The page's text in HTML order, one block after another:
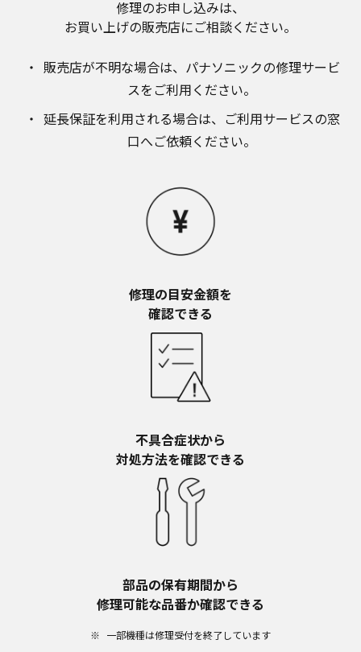
お近くの当社商品の取扱店、または当社サービス
会社に直接お問い合わせください。
本ウェブサイトのサービスの利用、または利用できな
かったことにより万一損害（データの破損・業務の中
断・営業情報の損失などによる損害を含む）が生じ、
たとえそのような損害の発生や第三者からの賠償請求
の可能性があることについてあらかじめ知らされた場
合でも、当社は一切責任を負いませんことをご了承く
本ウェブサイトのサービスの中止、変更など
本ウェブサイトのサービスは予告なく中止、または内
容や条件を変更する場合があります。あらかじめご了
の資料です。本ウェブサイトに公開されている取扱説
明書について、ご購入のお客様以外からのお問い合わ
せにはお応えできない場合がありますことを、ご了承
修理のお申し込みは、​
お買い上げの販売店にご相談ください。​
販売店が不明な場合は、​パナソニックの修理サービ
スをご利用ください。​
延長保証を利用される場合は、​ご利用サービスの窓
口へご依頼ください。
修理の目安金額を​
確認できる
不具合症状から​
対処方法を確認できる
部品の保有期間から​
修理可能な品番か確認できる
一部機種は修理受付を終了しています​